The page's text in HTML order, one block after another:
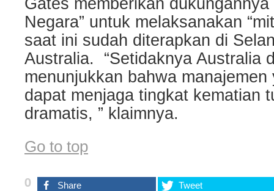
Gates memberikan
Negara” untuk melaksanakan
saat ini sudah diterapkan di
Australia. “Setidaknya Australia
menunjukkan bahwa
dapat menjaga tingkat kematian
dramatis, ” klaimnya.
Go to top
0 Share Tweet